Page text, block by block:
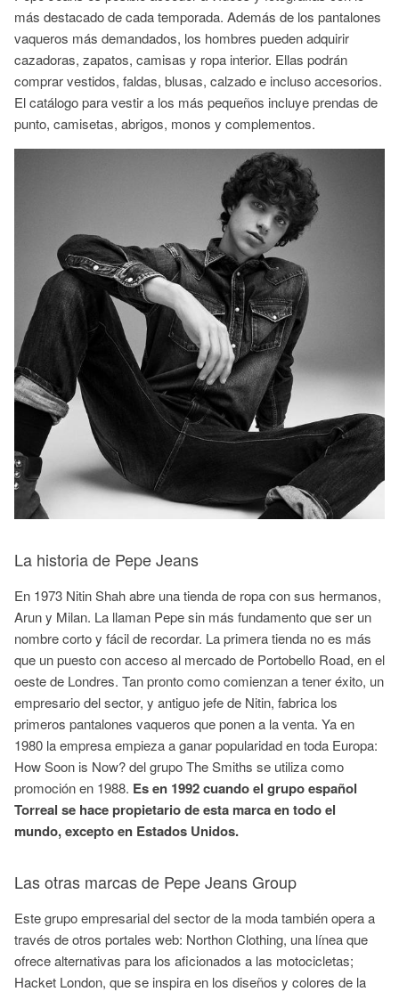
más destacado de cada temporada. Además de los pantalones
vaqueros más demandados, los hombres pueden adquirir
cazadoras, zapatos, camisas y ropa interior. Ellas podrán
comprar vestidos, faldas, blusas, calzado e incluso accesorios.
El catálogo para vestir a los más pequeños incluye prendas de
punto, camisetas, abrigos, monos y complementos.
La historia de Pepe Jeans
En 1973 Nitin Shah abre una tienda de ropa con sus hermanos,
Arun y Milan. La llaman Pepe sin más fundamento que ser un
nombre corto y fácil de recordar. La primera tienda no es más
que un puesto con acceso al mercado de Portobello Road, en el
oeste de Londres. Tan pronto como comienzan a tener éxito, un
empresario del sector, y antiguo jefe de Nitin, fabrica los
primeros pantalones vaqueros que ponen a la venta. Ya en
1980 la empresa empieza a ganar popularidad en toda Europa:
How Soon is Now? del grupo The Smiths se utiliza como
promoción en 1988. Es en 1992 cuando el grupo español
Torreal se hace propietario de esta marca en todo el
mundo, excepto en Estados Unidos.
Las otras marcas de Pepe Jeans Group
Este grupo empresarial del sector de la moda también opera a
través de otros portales web: Northon Clothing, una línea que
ofrece alternativas para los aficionados a las motocicletas;
Hacket London, que se inspira en los diseños y colores de la